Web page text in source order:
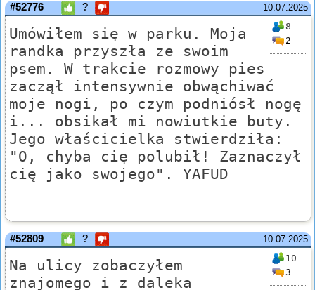
10.07.2025
#52776 ?
8
2
Umówiłem się w parku. Moja
randka przyszła ze swoim
psem. W trakcie rozmowy pies
zaczął intensywnie obwąchiwać
moje nogi, po czym podniósł nogę
i... obsikał mi nowiutkie buty.
Jego właścicielka stwierdziła:
"O, chyba cię polubił! Zaznaczył
cię jako swojego". YAFUD
10.07.2025
#52809 ?
10
3
Na ulicy zobaczyłem
znajomego i z daleka